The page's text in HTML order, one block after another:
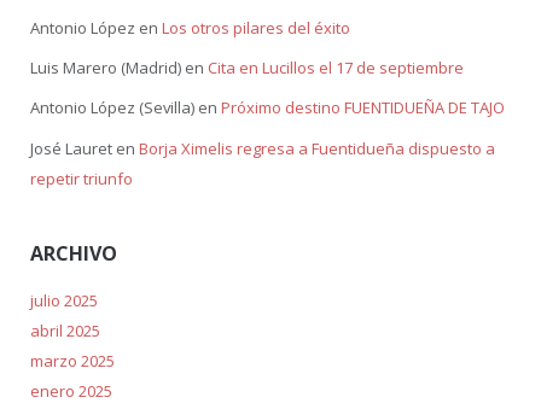
Antonio López en Los otros pilares del éxito
Luis Marero (Madrid)en Cita en Lucillos el 17 de septiembre
Antonio López (Sevilla)en Próximo destino FUENTIDUEÑA DE TAJO
José Laureten Borja Ximelis regresa a Fuentidueña dispuesto a
repetir triunfo
ARCHIVO
julio 2025
abril 2025
marzo 2025
enero 2025